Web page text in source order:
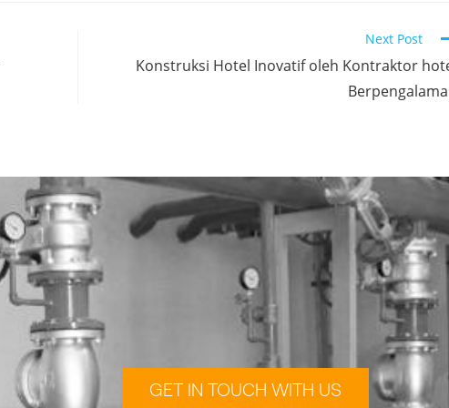
Next Post
Konstruksi Hotel Inovatif oleh Kontraktor
GET IN TOUCH WITH US